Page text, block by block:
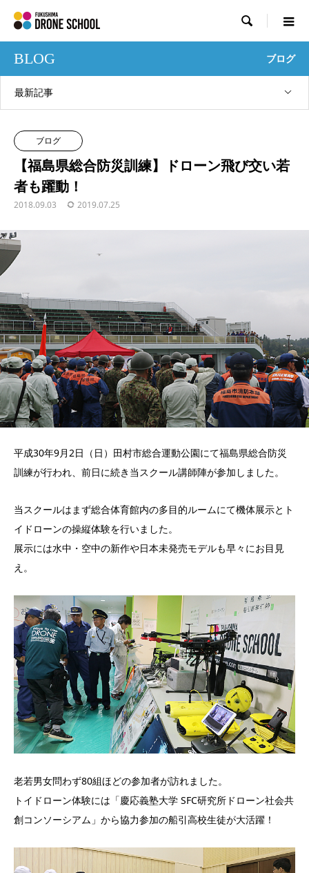

BLOG ブログ
最新記事
ブログ
【福島県総合防災訓練】ドローン飛び交い若
者も躍動！
2018.09.03 2019.07.25
平成30年9月2日（日）田村市総合運動公園にて福島県総合防災
訓練が行われ、前日に続き当スクール講師陣が参加しました。
当スクールはまず総合体育館内の多目的ルームにて機体展示とト
イドローンの操縦体験を行いました。
展示には水中・空中の新作や日本未発売モデルも早々にお目見
え。
老若男女問わず80組ほどの参加者が訪れました。
トイドローン体験には「慶応義塾大学 SFC研究所ドローン社会共
創コンソーシアム」から協力参加の船引高校生徒が大活躍！